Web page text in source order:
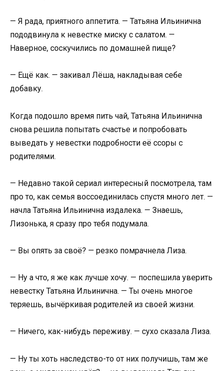
— Я рада, приятного аппетита. — Татьяна Ильинична
пододвинула к невестке миску с салатом. —
Наверное, соскучились по домашней пище?
— Ещё как. — закивал Лёша, накладывая себе
добавку.
Когда подошло время пить чай, Татьяна Ильинична
снова решила попытать счастье и попробовать
выведать у невестки подробности её ссоры с
родителями.
— Недавно такой сериал интересный посмотрела, там
про то, как семья воссоединилась спустя много лет. —
начла Татьяна Ильинична издалека. — Знаешь,
Лизонька, я сразу про тебя подумала.
— Вы опять за своё? — резко помрачнела Лиза.
— Ну а что, я же как лучше хочу. — поспешила уверить
невестку Татьяна Ильинична. — Ты очень многое
теряешь, вычёркивая родителей из своей жизни.
— Ничего, как-нибудь переживу. — сухо сказала Лиза.
— Ну ты хоть наследство-то от них получишь, там же